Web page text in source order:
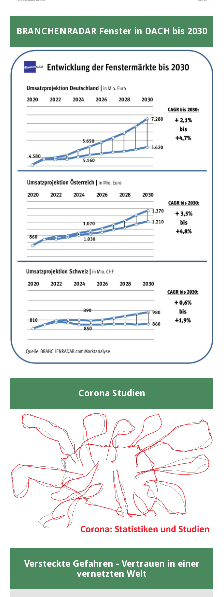
BRANCHENRADAR Fenster in DACH bis 2030
Corona Studien
Versteckte Gefahren - Vertrauen in einer
vernetzten Welt